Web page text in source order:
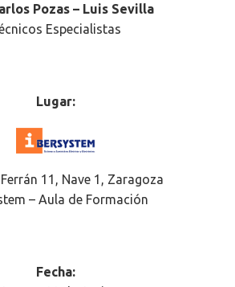
Pozas – Luis Sevilla
Especialistas
Lugar:
11, Nave 1, Zaragoza
– Aula de Formación
Fecha: